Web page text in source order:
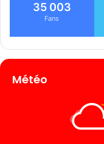
35 003
Fans
Météo